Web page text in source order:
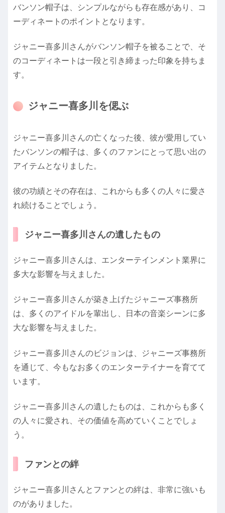
バンソン帽子は、シンプルながらも存在感があり、コ
ーディネートのポイントとなります。
ジャニー喜多川さんがバンソン帽子を被ることで、そ
のコーディネートは一段と引き締まった印象を持ちま
す。
ジャニー喜多川を偲ぶ
ジャニー喜多川さんの亡くなった後、彼が愛用してい
たバンソンの帽子は、多くのファンにとって思い出の
アイテムとなりました。
彼の功績とその存在は、これからも多くの人々に愛さ
れ続けることでしょう。
ジャニー喜多川さんの遺したもの
ジャニー喜多川さんは、エンターテインメント業界に
多大な影響を与えました。
ジャニー喜多川さんが築き上げたジャニーズ事務所
は、多くのアイドルを輩出し、日本の音楽シーンに多
大な影響を与えました。
ジャニー喜多川さんのビジョンは、ジャニーズ事務所
を通じて、今もなお多くのエンターテイナーを育てて
います。
ジャニー喜多川さんの遺したものは、これからも多く
の人々に愛され、その価値を高めていくことでしょ
う。
ファンとの絆
ジャニー喜多川さんとファンとの絆は、非常に強いも
のがありました。